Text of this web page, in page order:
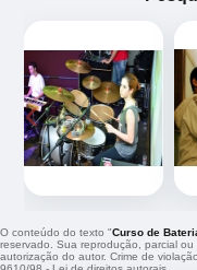
‹
O conteúdo do texto "Curso de
reservado. Sua reprodução, parcial
autorização do autor. Crime de